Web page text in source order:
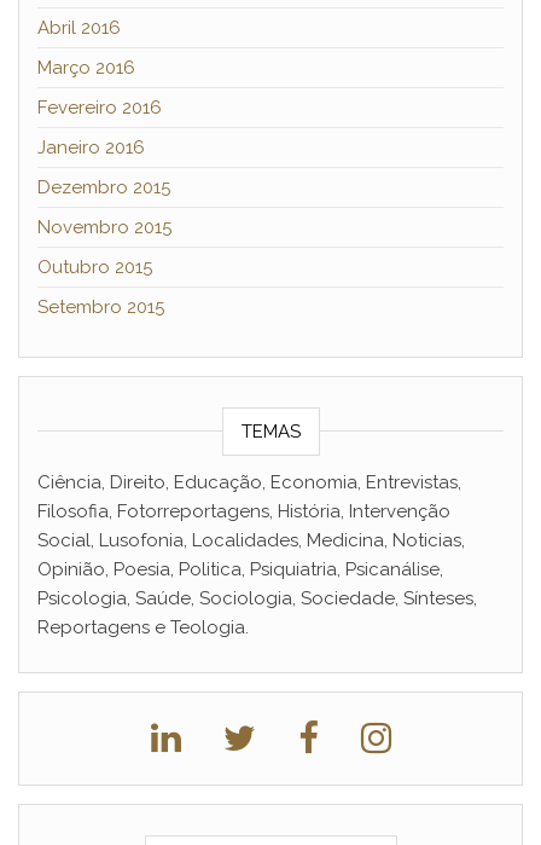
Abril 2016
Março 2016
Fevereiro 2016
Janeiro 2016
Dezembro 2015
Novembro 2015
Outubro 2015
Setembro 2015
TEMAS
Ciência, Direito, Educação, Economia, Entrevistas,
Filosofia, Fotorreportagens, História, Intervenção
Social, Lusofonia, Localidades, Medicina, Noticias,
Opinião, Poesia, Politica, Psiquiatria, Psicanálise,
Psicologia, Saúde, Sociologia, Sociedade, Sínteses,
Reportagens e Teologia.